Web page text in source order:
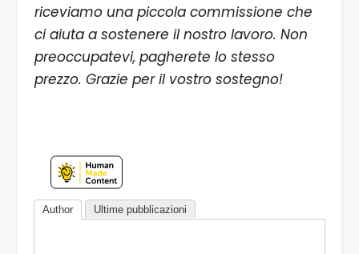
riceviamo una piccola commissione che
ci aiuta a sostenere il nostro lavoro. Non
preoccupatevi, pagherete lo stesso
prezzo. Grazie per il vostro sostegno!
Author Ultime pubblicazioni